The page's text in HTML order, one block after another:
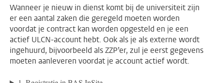
Wanneer je nieuw in dienst komt bij de universiteit zijn
er een aantal zaken die geregeld moeten worden
voordat je contract kan worden opgesteld en je een
actief ULCN-account hebt. Ook als je als externe wordt
ingehuurd, bijvoorbeeld als ZZP’er, zul je eerst gegevens
moeten aanleveren voordat je account actief wordt.